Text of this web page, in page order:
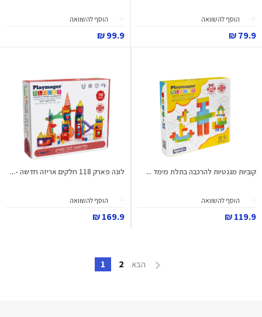
הוסף להשוואה
79.9 ₪
הוסף להשוואה
99.9 ₪
קוביות מגנטיות להרכבה בתלת מימד ...
הוסף להשוואה
119.9 ₪
לונה פארק 118 חלקים אריזה חדשה -...
הוסף להשוואה
169.9 ₪
הבא 2
1